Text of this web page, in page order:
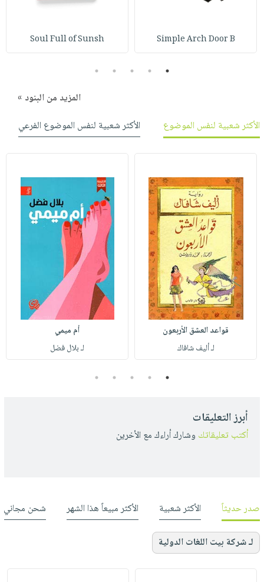
صابون
مناسباتيتكرر
انشر
معنا
التسوق
Simple Arch Door B
Soul Full of Sunsh
1
2
3
4
5
المزيد من البنود »
الأكثر شعبية لنفس الموضوع
الأكثر شعبية لنفس الموضوع الفرعي
قواعد العشق الأربعون
لـ أليف شافاك
أم ميمي
لـ بلال فضل
1
2
3
4
5
أبرز التعليقات
أكتب تعليقاتك وشارك أراءك مع الأخرين
صدر حديثاً الأكثر شعبية الأكثر مبيعاً هذا الشهر شحن مجاني
لـ شركة بيت اللغات الدولية